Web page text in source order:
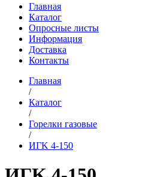
Главная
Каталог
Опросные листы
Информация
Доставка
Контакты
Главная
/
Каталог
/
Горелки газовые
/
ИГK 4-150